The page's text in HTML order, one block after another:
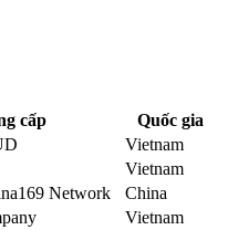
cấp
Quốc gia
Vietnam
Vietnam
Network
China
Vietnam